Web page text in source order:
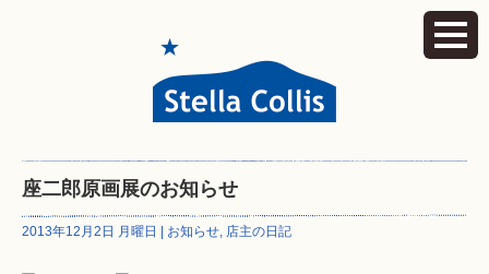
座二郎原画展のお知らせ
2013年12月2日 月曜日 | お知らせ, 店主の日記